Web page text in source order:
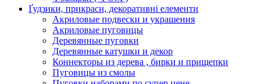
Ґудзики, прикраси, декоративні елементи
Акриловые подвески и украшения
Акриловые пуговицы
Деревянные пуговки
Деревянные катушки и декор
Коннекторы из дерева , бирки и прищепки
Пуговицы из смолы